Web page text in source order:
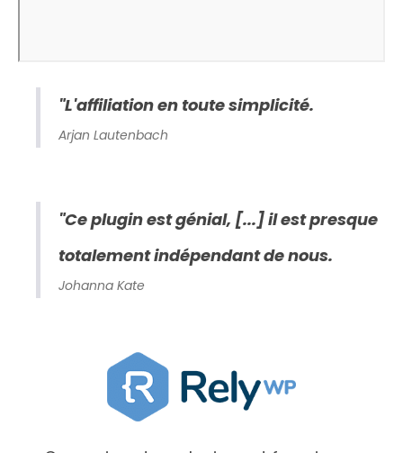
"L'affiliation en toute simplicité.
Arjan Lautenbach
"Ce plugin est génial, [...] il est presque
totalement indépendant de nous.
Johanna Kate